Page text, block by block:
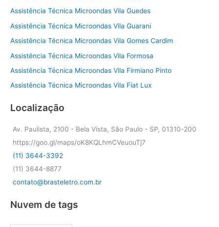
Assistência Técnica Microondas Vila Guedes
Assistência Técnica Microondas Vila Guarani
Assistência Técnica Microondas Vila Gomes Cardim
Assistência Técnica Microondas Vila Formosa
Assistência Técnica Microondas Vila Firmiano Pinto
Assistência Técnica Microondas Vila Fiat Lux
Localização
Av. Paulista, 2100 - Bela Vista, São Paulo - SP, 01310-200
https://goo.gl/maps/oK8KQLhmCVeuouTj7
(11) 3644-3392
(11) 3644-8877
contato@brasteletro.com.br
Nuvem de tags